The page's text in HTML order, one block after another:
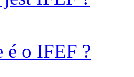
é o IFEF ?